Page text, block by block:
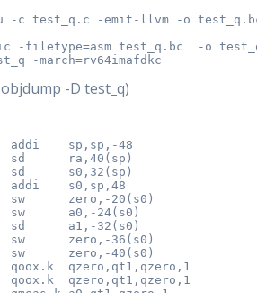
-c test_q.c -emit-llvm -o
-filetype=asm test_q.bc  -o
-march=rv64imafdkc
-D test_q)
addi    sp,sp,-48
sd      ra,40(sp)
sd      s0,32(sp)
addi    s0,sp,48
sw      zero,-20(s0)
sw      a0,-24(s0)
sd      a1,-32(s0)
sw      zero,-36(s0)
sw      zero,-40(s0)
qoox.k  qzero,qt1,qzero,1
qoox.k  qzero,qt1,qzero,1